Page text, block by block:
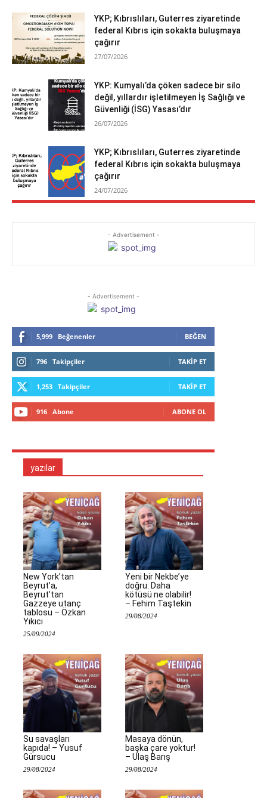
YKP; Kıbrıslıları, Guterres ziyaretinde
federal Kıbrıs için sokakta buluşmaya
çağırır
27/07/2026
YKP: Kumyalı’da çöken sadece bir silo
değil, yıllardır işletilmeyen İş Sağlığı ve
Güvenliği (İSG) Yasası’dır
26/07/2026
YKP; Kıbrıslıları, Guterres ziyaretinde
federal Kıbrıs için sokakta buluşmaya
çağırır
24/07/2026
- Advertisement -
- Advertisement -
5,999 Beğenenler BEĞEN
796 Takipçiler TAKIP ET
1,253 Takipçiler TAKIP ET
916 Abone ABONE OL
yazılar
New York’tan
Beyrut’a,
Beyrut’tan
Gazzeye utanç
tablosu – Özkan
Yıkıcı
25/09/2024
Yeni bir Nekbe’ye
doğru: Daha
kötüsü ne olabilir!
– Fehim Taştekin
29/08/2024
Su savaşları
kapıda! – Yusuf
Gürsucu
29/08/2024
Masaya dönün,
başka çare yoktur!
– Ulaş Barış
29/08/2024